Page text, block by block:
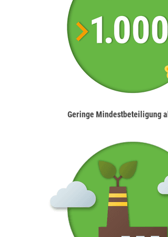
Geringe Mindestbeteiligung